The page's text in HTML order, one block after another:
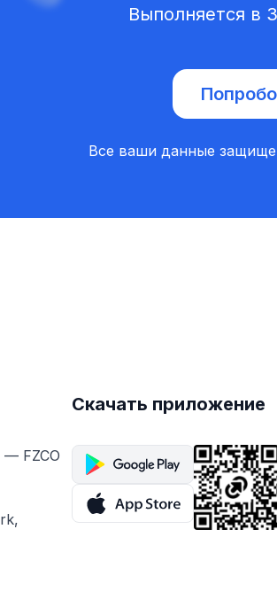
Выполняется в
Все ваши данные
— FZCO
Скачать приложение